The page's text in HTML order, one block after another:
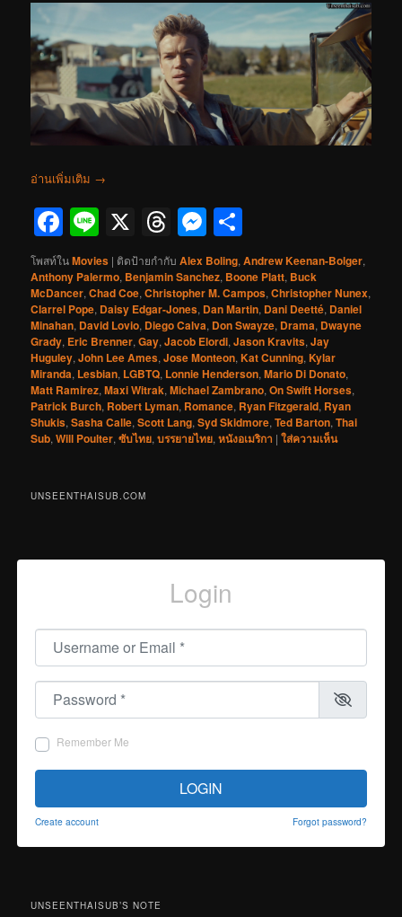
อ่านเพิ่มเติม →
Facebook
Line
X Threads
Messenger
โพสท์ในMovies | ติดป้ายกำกับ Alex Boling,Andrew Keenan-Bolger,
Anthony Palermo, Benjamin Sanchez, Boone Platt, Buck
McDancer,Chad Coe,Christopher M. Campos,Christopher Nunex,
Clarrel Pope, Daisy Edgar-Jones, Dan Martin, Dani Deetté, Daniel
Minahan, David Lovio, Diego Calva, Don Swayze, Drama, Dwayne
Grady, Eric Brenner,Gay,Jacob Elordi,Jason Kravits,Jay
Huguley,John Lee Ames,Jose Monteon,Kat Cunning,Kylar
Miranda, Lesbian, LGBTQ, Lonnie Henderson,Mario Di Donato,
Matt Ramirez,Maxi Witrak,Michael Zambrano,On Swift Horses,
Patrick Burch, Robert Lyman, Romance, Ryan Fitzgerald, Ryan
Shukis,Sasha Calle,Scott Lang,Syd Skidmore,Ted Barton,Thai
Sub,Will Poulter,ซับไทย,บรรยายไทย,หนังอเมริกา |ใส่ความเห็น
UNSEENTHAISUB.COM
Login
Username or Email
Password
Remember Me
LOGIN
Create account Forgot password?
UNSEENTHAISUB’S NOTE